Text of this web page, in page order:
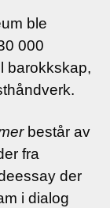
ble
000
barokkskap,
består av
fra
der
i dialog